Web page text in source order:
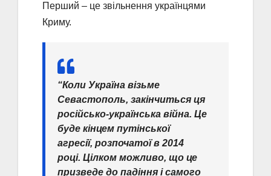
Перший – це звільнення українцями
Криму.
“Коли Україна візьме
Севастополь, закінчиться ця
російсько-українська війна. Це
буде кінцем путінської
агресії, розпочатої в 2014
році. Цілком можливо, що це
призведе до падіння і самого